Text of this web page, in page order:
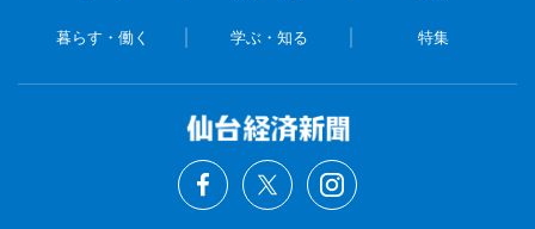
暮らす・働く 学ぶ・知る 特集